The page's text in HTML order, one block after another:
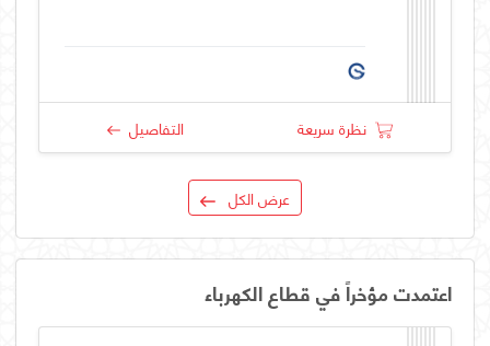
نظرة سريعة التفاصيل
عرض الكل
اعتمدت مؤخراً في قطاع الكهرباء